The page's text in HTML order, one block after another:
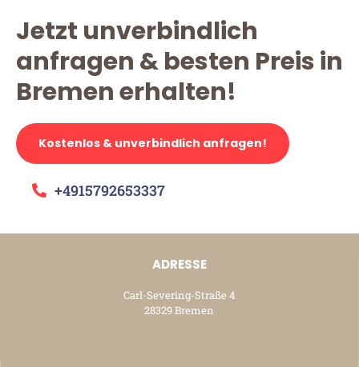
Jetzt unverbindlich
anfragen & besten Preis in
Bremen erhalten!
Kostenlos & unverbindlich anfragen!
+4915792653337
ADRESSE
Carl-Severing-Straße 4
28329 Bremen